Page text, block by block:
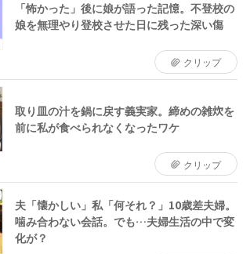
「怖かった」後に娘が語った記憶。不登校の
娘を無理やり登校させた日に残った深い傷
クリップ
取り皿の汁を鍋に戻す義実家。締めの雑炊を
前に私が食べられなくなったワケ
クリップ
夫「懐かしい」私「何それ？」10歳差夫婦。
噛み合わない会話。でも…夫婦生活の中で変
化が？